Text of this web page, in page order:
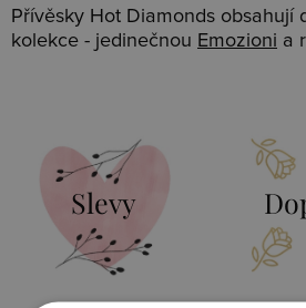
Přívěsky Hot Diamonds obsahují
kolekce - jedinečnou Emozioni a
Slevy